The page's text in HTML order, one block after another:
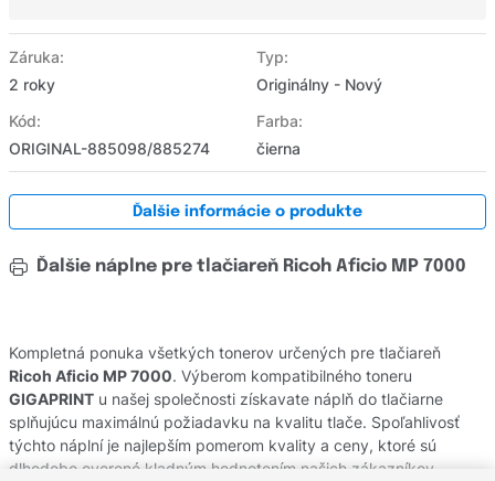
Záruka:
2 roky
Typ:
Originálny - Nový
Kód:
ORIGINAL-885098/885274
Farba:
čierna
Ďalšie informácie o produkte
Ďalšie náplne pre tlačiareň Ricoh Aficio MP 7000
Kompletná ponuka všetkých tonerov určených pre tlačiareň
Ricoh Aficio MP 7000. Výberom kompatibilného toneru
GIGAPRINT u našej společnosti získavate náplň do tlačiarne
splňujúcu maximálnú požiadavku na kvalitu tlače. Spoľahlivosť
týchto náplní je najlepším pomerom kvality a ceny, ktoré sú
dlhodobo overené kladným hodnotením našich zákazníkov.